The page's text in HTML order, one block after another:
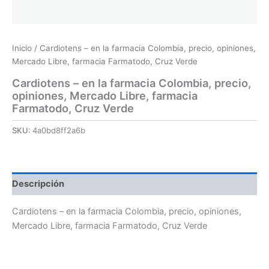
Inicio / Cardiotens – en la farmacia Colombia, precio, opiniones,
Mercado Libre, farmacia Farmatodo, Cruz Verde
Cardiotens – en la farmacia Colombia, precio,
opiniones, Mercado Libre, farmacia
Farmatodo, Cruz Verde
SKU: 4a0bd8ff2a6b
Descripción
Cardiotens – en la farmacia Colombia, precio, opiniones,
Mercado Libre, farmacia Farmatodo, Cruz Verde